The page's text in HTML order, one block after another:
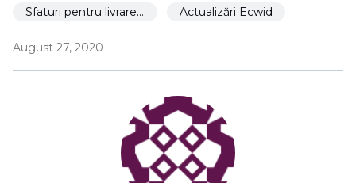
Sfaturi pentru livrarea locală Actualizări Ecwid
August 27, 2020